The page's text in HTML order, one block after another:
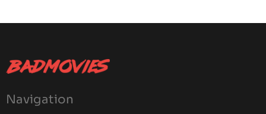
Navigation